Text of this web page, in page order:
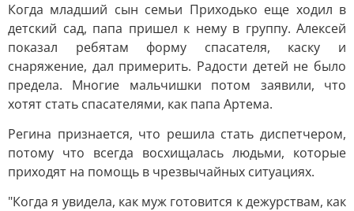
Когда младший сын семьи Приходько еще ходил в
детский сад, папа пришел к нему в группу. Алексей
показал ребятам форму спасателя, каску и
снаряжение, дал примерить. Радости детей не было
предела. Многие мальчишки потом заявили, что
хотят стать спасателями, как папа Артема.
Регина признается, что решила стать диспетчером,
потому что всегда восхищалась людьми, которые
приходят на помощь в чрезвычайных ситуациях.
"Когда я увидела, как муж готовится к дежурствам, как